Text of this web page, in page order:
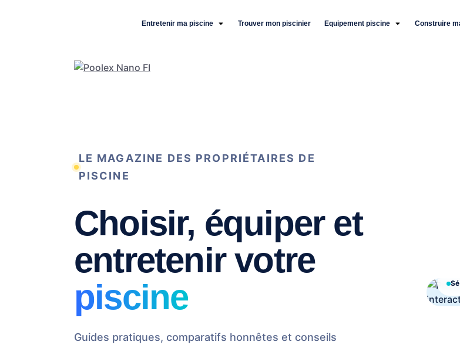
Entretenir ma piscine Trouver mon piscinier Equipement piscine Construire
LE MAGAZINE DES PROPRIÉTAIRES DE
PISCINE
Choisir, équiper et
entretenir votre
piscine
Guides pratiques, comparatifs honnêtes et conseils